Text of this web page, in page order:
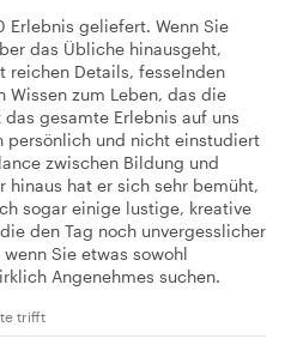
Erlebnis geliefert. Wenn Sie
das Übliche hinausgeht,
reichen Details, fesselnden
zum Leben, das die
gesamte Erlebnis auf uns
persönlich und nicht einstudiert
zwischen Bildung und
hinaus hat er sich sehr bemüht,
sogar einige lustige, kreative
den Tag noch unvergesslicher
Sie etwas sowohl
Angenehmes suchen.
trifft